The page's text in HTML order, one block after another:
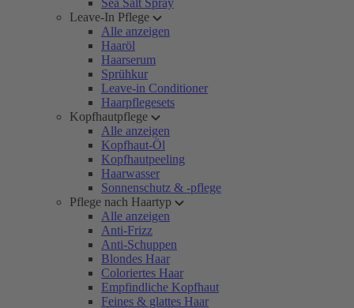
Sea Salt Spray
Leave-In Pflege
Alle anzeigen
Haaröl
Haarserum
Sprühkur
Leave-in Conditioner
Haarpflegesets
Kopfhautpflege
Alle anzeigen
Kopfhaut-Öl
Kopfhautpeeling
Haarwasser
Sonnenschutz & -pflege
Pflege nach Haartyp
Alle anzeigen
Anti-Frizz
Anti-Schuppen
Blondes Haar
Coloriertes Haar
Empfindliche Kopfhaut
Feines & glattes Haar